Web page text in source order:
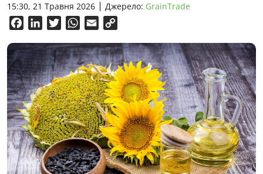
15:30, 21 Травня 2026 Джерело: GrainTrade
FacebookLinkedInTwitterWhatsApp
Email